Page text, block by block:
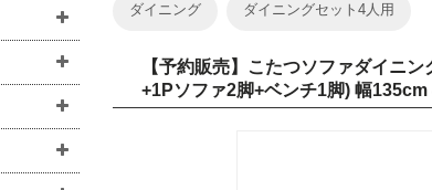
ダイニング ダイニングセット4人用
【予約販売】こたつソファダイニ
+1Pソファ2脚+ベンチ1脚) 幅